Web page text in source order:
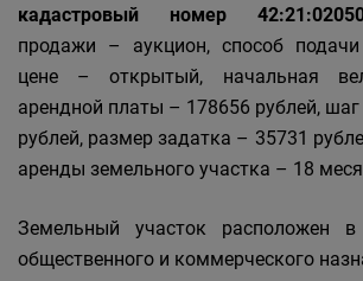
кадастровый номер
продажи – аукцион, способ
цене – открытый, начальная
арендной платы – 178656 рублей,
рублей, размер задатка – 35731
аренды земельного участка – 18
Земельный участок расположен в
общественного и коммерческого